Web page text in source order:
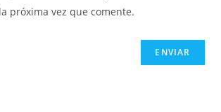
próxima vez que comente.